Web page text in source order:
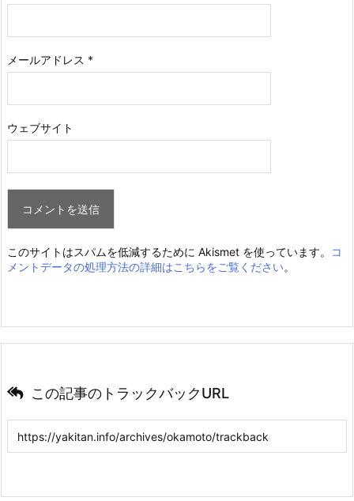
メールアドレス *
ウェブサイト
このサイトはスパムを低減するために Akismet を使っています。
コ
メントデータの処理方法の詳細はこちらをご覧ください。
この記事のトラックバックURL